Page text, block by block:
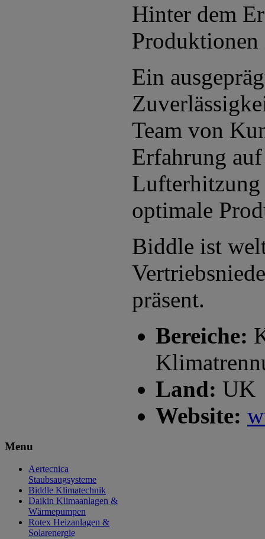
Hinter dem
Ein
Team von
Erfahrung
Lufterhitzung
optimale
Biddle ist
präsent.
Bereiche:
Land: UK
Website:
Menu
Aertecnica
Staubsaugsysteme
Biddle Klimatechnik
Daikin Klimaanlagen &
Wärmepumpen
Rotex Heizanlagen &
Solarenergie